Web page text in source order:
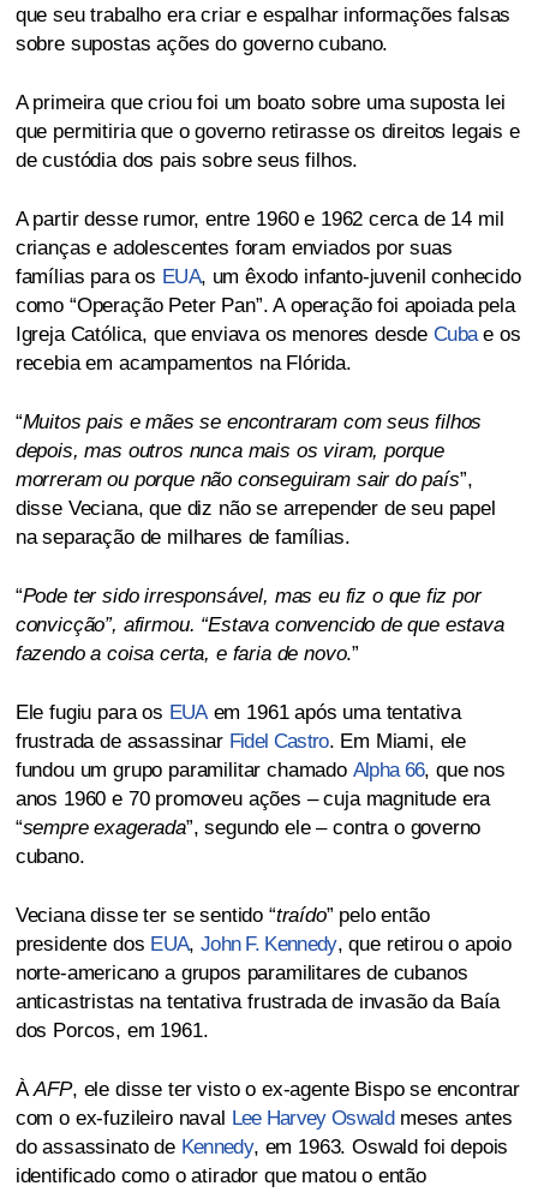
que seu trabalho era criar e espalhar informações falsas
sobre supostas ações do governo cubano.
A primeira que criou foi um boato sobre uma suposta lei
que permitiria que o governo retirasse os direitos legais e
de custódia dos pais sobre seus filhos.
A partir desse rumor, entre 1960 e 1962 cerca de 14 mil
crianças e adolescentes foram enviados por suas
famílias para os EUA, um êxodo infanto-juvenil conhecido
como “Operação Peter Pan”. A operação foi apoiada pela
Igreja Católica, que enviava os menores desde Cubae os
recebia em acampamentos na Flórida.
“Muitos pais e mães se encontraram com seus filhos
depois, mas outros nunca mais os viram, porque
morreram ou porque não conseguiram sair do país”,
disse Veciana, que diz não se arrepender de seu papel
na separação de milhares de famílias.
“Pode ter sido irresponsável, mas eu fiz o que fiz por
convicção”, afirmou. “Estava convencido de que estava
fazendo a coisa certa, e faria de novo.”
Ele fugiu para os EUAem 1961 após uma tentativa
frustrada de assassinar Fidel Castro. Em Miami, ele
fundou um grupo paramilitar chamado Alpha 66, que nos
anos 1960 e 70 promoveu ações – cuja magnitude era
“sempre exagerada”, segundo ele – contra o governo
cubano.
Veciana disse ter se sentido “traído” pelo então
presidente dos EUA, John F. Kennedy, que retirou o apoio
norte-americano a grupos paramilitares de cubanos
anticastristas na tentativa frustrada de invasão da Baía
dos Porcos, em 1961.
ÀAFP, ele disse ter visto o ex-agente Bispo se encontrar
com o ex-fuzileiro naval Lee Harvey Oswald meses antes
do assassinato de Kennedy, em 1963. Oswald foi depois
identificado como o atirador que matou o então